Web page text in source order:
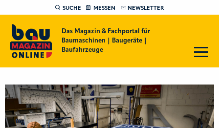
SUCHE MESSEN NEWSLETTER
Das Magazin & Fachportal für
Baumaschinen | Baugeräte |
Baufahrzeuge